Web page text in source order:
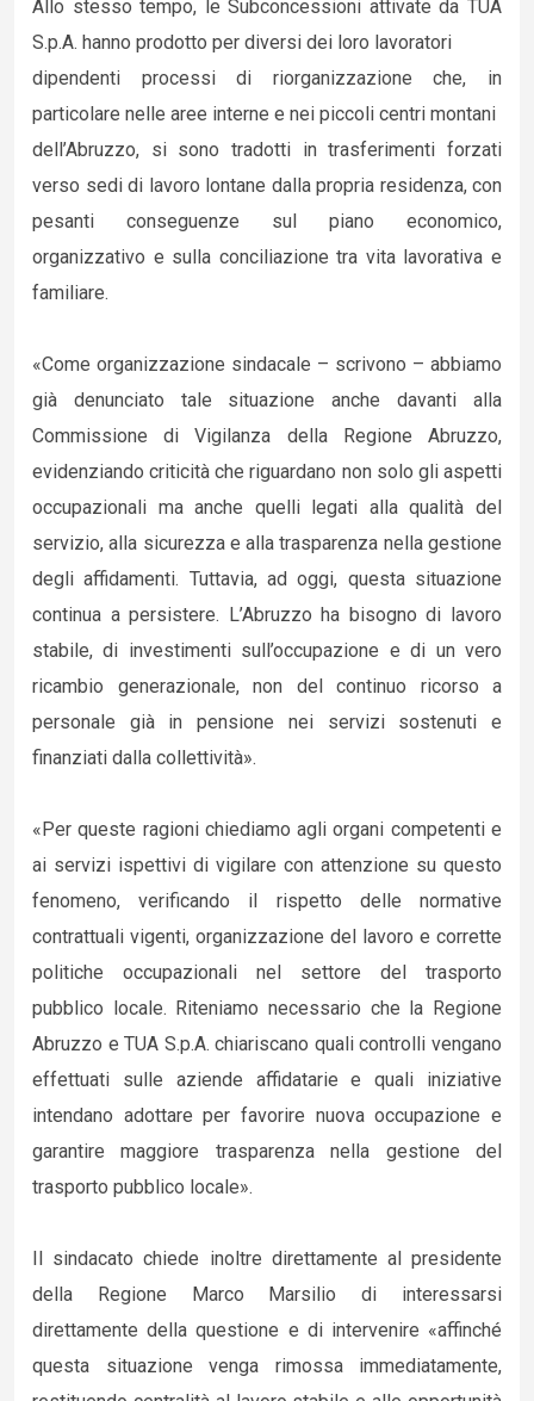
Allo stesso tempo, le Subconcessioni attivate da TUA
S.p.A. hanno prodotto per diversi dei loro lavoratori
dipendenti processi di riorganizzazione che, in
particolare nelle aree interne e nei piccoli centri montani
dell’Abruzzo, si sono tradotti in trasferimenti forzati
verso sedi di lavoro lontane dalla propria residenza, con
pesanti conseguenze sul piano economico,
organizzativo e sulla conciliazione tra vita lavorativa e
familiare.
«Come organizzazione sindacale – scrivono – abbiamo
già denunciato tale situazione anche davanti alla
Commissione di Vigilanza della Regione Abruzzo,
evidenziando criticità che riguardano non solo gli aspetti
occupazionali ma anche quelli legati alla qualità del
servizio, alla sicurezza e alla trasparenza nella gestione
degli affidamenti. Tuttavia, ad oggi, questa situazione
continua a persistere. L’Abruzzo ha bisogno di lavoro
stabile, di investimenti sull’occupazione e di un vero
ricambio generazionale, non del continuo ricorso a
personale già in pensione nei servizi sostenuti e
finanziati dalla collettività».
«Per queste ragioni chiediamo agli organi competenti e
ai servizi ispettivi di vigilare con attenzione su questo
fenomeno, verificando il rispetto delle normative
contrattuali vigenti, organizzazione del lavoro e corrette
politiche occupazionali nel settore del trasporto
pubblico locale. Riteniamo necessario che la Regione
Abruzzo e TUA S.p.A. chiariscano quali controlli vengano
effettuati sulle aziende affidatarie e quali iniziative
intendano adottare per favorire nuova occupazione e
garantire maggiore trasparenza nella gestione del
trasporto pubblico locale».
Il sindacato chiede inoltre direttamente al presidente
della Regione Marco Marsilio di interessarsi
direttamente della questione e di intervenire «affinché
questa situazione venga rimossa immediatamente,